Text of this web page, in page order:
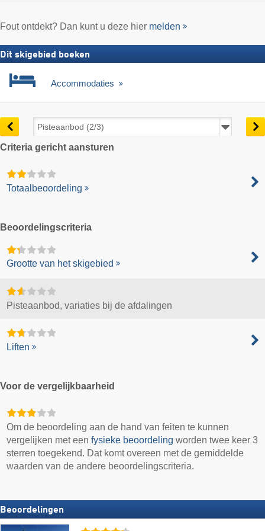
Fout ontdekt? Dan kunt u deze hier melden
Dit skigebied boeken
Accommodaties
Criteria gericht aansturen
Totaalbeoordeling
Beoordelingscriteria
Grootte van het skigebied
Pisteaanbod, variaties bij de afdalingen
Liften
Voor de vergelijkbaarheid
Om de beoordeling aan de hand van feiten te kunnen
vergelijken met eenfysieke beoordeling worden twee keer 3
sterren toegekend. Dat komt overeen met de gemiddelde
waarden van de andere beoordelingscriteria.
Beoordelingen